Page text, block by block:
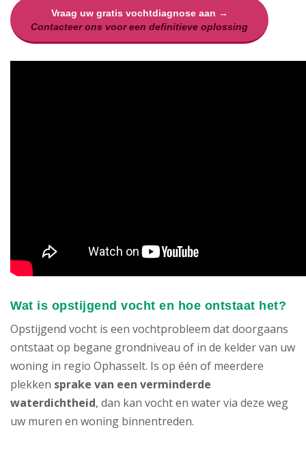
Vraag uw gratis vochtdiagnose aan →
Contacteer ons voor een definitieve oplossing
Wat is opstijgend vocht en hoe ontstaat het?
Opstijgend vocht is een vochtprobleem dat doorgaans
ontstaat op begane grondniveau of in de kelder van uw
woning in regio Ophasselt. Is op één of meerdere
plekken sprake van een verminderde
waterdichtheid, dan kan vocht en water via deze weg
uw muren en woning binnentreden.